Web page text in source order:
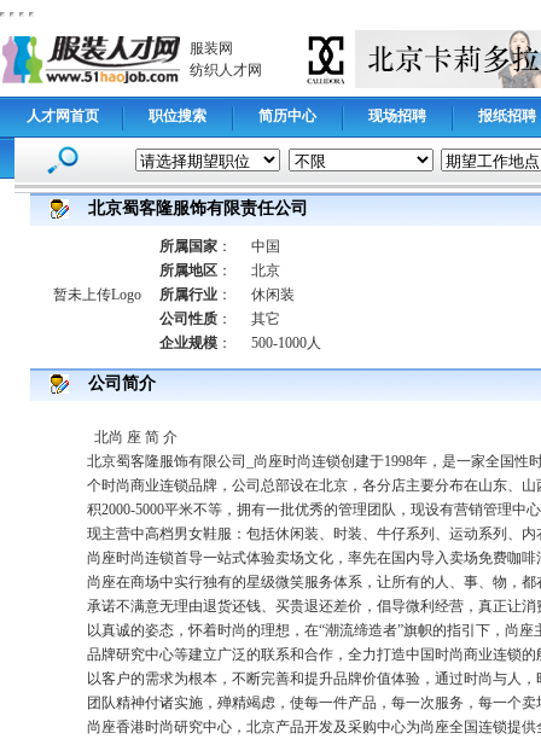
服装网
纺织人才网
人才网首页 职位搜索 简历中心 现场招聘 报纸招聘
北京蜀客隆服饰有限责任公司
暂未上传Logo
所属国家 ：
中国
所属地区 ：
北京
所属行业 ：
休闲装
公司性质 ：
其它
企业规模 ： 500-1000人
公司简介
北尚 座 简 介
北京蜀客隆服饰有限公司_尚座时尚连锁创建于1998年，是一家全国性
个时尚商业连锁品牌，公司总部设在北京，各分店主要分布在山东、
积2000-5000平米不等，拥有一批优秀的管理团队，现设有营销管理
现主营中高档男女鞋服：包括休闲装、时装、牛仔系列、运动系列、
尚座时尚连锁首导一站式体验卖场文化，率先在国内导入卖场免费咖
尚座在商场中实行独有的星级微笑服务体系，让所有的人、事、物，
承诺不满意无理由退货还钱、买贵退还差价，倡导微利经营，真正让
以真诚的姿态，怀着时尚的理想，在“潮流缔造者”旗帜的指引下，尚
品牌研究中心等建立广泛的联系和合作，全力打造中国时尚商业连锁的
以客户的需求为根本，不断完善和提升品牌价值体验，通过时尚与人
团队精神付诸实施，殚精竭虑，使每一件产品，每一次服务，每一个
尚座香港时尚研究中心，北京产品开发及采购中心为尚座全国连锁提